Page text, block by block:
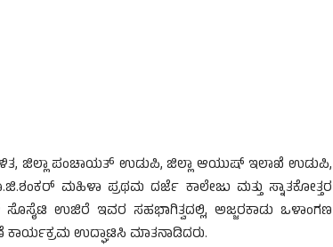
ಜಿಲ್ಲಾ ಪಂಚಾಯತ್ ಉಡುಪಿ, ಜಿಲ್ಲಾ ಆಯುಷ್ ಇಲಾಖೆ ಉಡುಪಿ,
ಮಹಿಳಾ ಪ್ರಥಮ ದರ್ಜೆ ಕಾಲೇಜು ಮತ್ತು ಸ್ನಾತಕೋತ್ತರ
ಉಜಿರೆ ಇವರ ಸಹಭಾಗಿತ್ವದಲ್ಲಿ, ಅಜ್ಜರಕಾಡು ಒಳಾಂಗಣ
ಕಾರ್ಯಕ್ರಮ ಉದ್ಘಾಟಿಸಿ ಮಾತನಾಡಿದರು.